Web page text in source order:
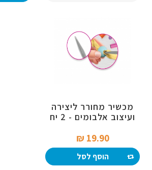
מכשיר מחורר ליצירה
ועיצוב אלבומים - 2 יח
19.90 ₪‎
הוסף לסל